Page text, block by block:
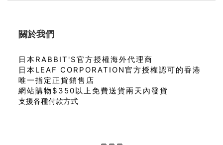
關於我們
日本RABBIT'S官方授權海外代理商
日本LEAF CORPORATION官方授權認可的香港
唯一指定正貨銷售店
網站購物$350以上免費送貨兩天內發貨
支援各種付款方式